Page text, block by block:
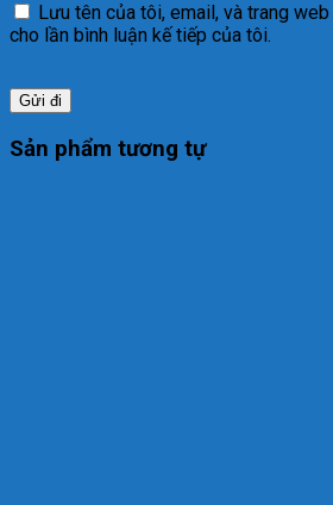
Lưu tên của tôi, email, và trang
cho lần bình luận kế tiếp của tôi.
Sản phẩm tương tự